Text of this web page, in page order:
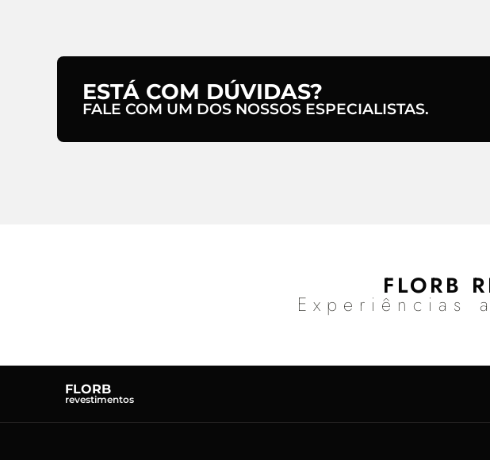
ESTÁ COM DÚVIDAS?
FALE COM UM DOS NOSSOS ESPECIALISTAS.
FLORB
Experiências
FLORB
revestimentos